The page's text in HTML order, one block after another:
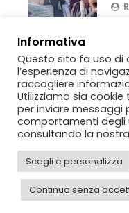
viadotto
Tradisce
scotch a
Tentano
il piano
00:02
CopyrightBlitzTV© 2019-2025
IT11812250154. Tutti i diritti
Informativa
Questo sito fa uso di
l’esperienza di
raccogliere
Utilizziamo sia
per inviare messaggi
comportamenti degli
consultando la
Scegli e personalizza
Continua senza